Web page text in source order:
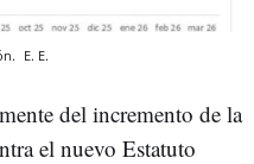
E. E.
del incremento de la
el nuevo Estatuto